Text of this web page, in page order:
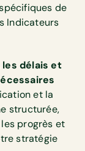
de
Indicateurs
délais et
et la
structurée,
progrès et
stratégie